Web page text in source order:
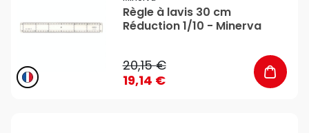
Règle à lavis 30 cm
Réduction 1/10 - Minerva
20,15 €
19,14 €